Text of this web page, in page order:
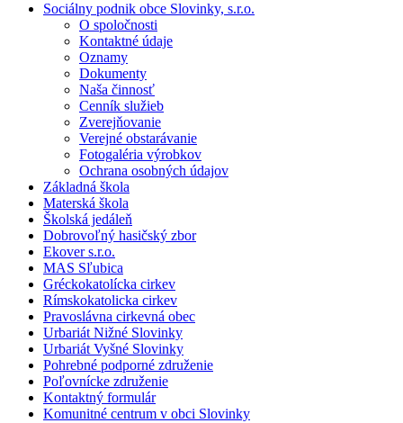
Sociálny podnik obce Slovinky, s.r.o.
O spoločnosti
Kontaktné údaje
Oznamy
Dokumenty
Naša činnosť
Cenník služieb
Zverejňovanie
Verejné obstarávanie
Fotogaléria výrobkov
Ochrana osobných údajov
Základná škola
Materská škola
Školská jedáleň
Dobrovoľný hasičský zbor
Ekover s.r.o.
MAS Sľubica
Gréckokatolícka cirkev
Rímskokatolicka cirkev
Pravoslávna cirkevná obec
Urbariát Nižné Slovinky
Urbariát Vyšné Slovinky
Pohrebné podporné združenie
Poľovnícke združenie
Kontaktný formulár
Komunitné centrum v obci Slovinky